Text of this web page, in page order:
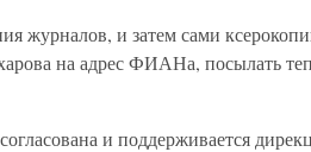
журналов, и затем сами
на адрес ФИАНа, посылать
и поддерживается